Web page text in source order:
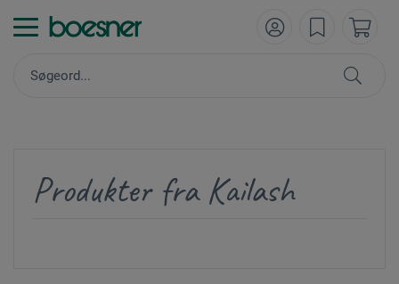
Produkter fra Kailash